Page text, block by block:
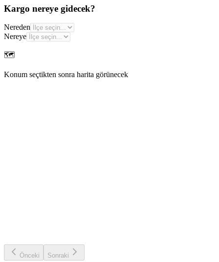
Kargo nereye gidecek?
Nereden
Nereye
🗺️
Konum seçtikten sonra harita görünecek
Önceki Sonraki